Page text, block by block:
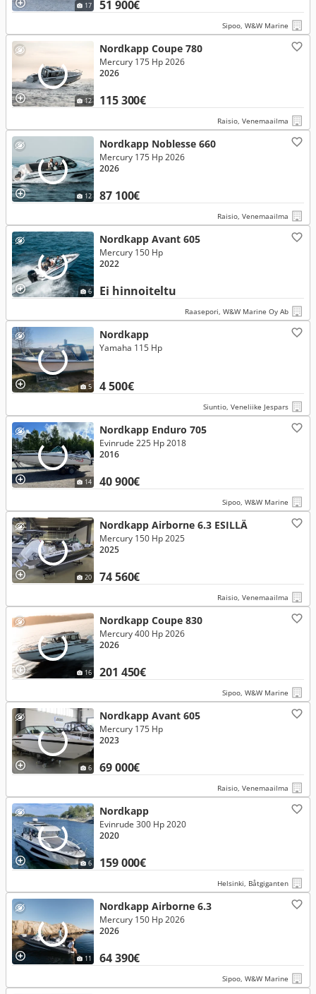
17 51 900€
Sipoo, W&W Marine
12
Nordkapp Coupe 780
115 300€
Mercury 175 Hp 2026
2026
Raisio, Venemaailma
12
Nordkapp Noblesse 660
87 100€
Mercury 175 Hp 2026
2026
Raisio, Venemaailma
6
Nordkapp Avant 605
Ei hinnoiteltu
Mercury 150 Hp
2022
Raasepori, W&W Marine Oy Ab
5
Nordkapp
4 500€
Yamaha 115 Hp
Siuntio, Veneliike Jespars
14
Nordkapp Enduro 705
40 900€
Evinrude 225 Hp 2018
2016
Sipoo, W&W Marine
20
Nordkapp Airborne 6.3 ESILLÄ
74 560€
Mercury 150 Hp 2025
2025
Raisio, Venemaailma
16
Nordkapp Coupe 830
201 450€
Mercury 400 Hp 2026
2026
Sipoo, W&W Marine
6
Nordkapp Avant 605
69 000€
Mercury 175 Hp
2023
Raisio, Venemaailma
6
Nordkapp
159 000€
Evinrude 300 Hp 2020
2020
Helsinki, Båtgiganten
11
Nordkapp Airborne 6.3
64 390€
Mercury 150 Hp 2026
2026
Sipoo, W&W Marine